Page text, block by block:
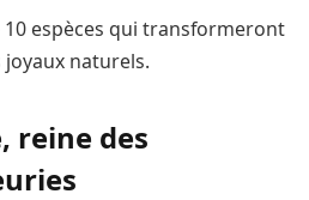
espèces qui transformeront
naturels.
reine des